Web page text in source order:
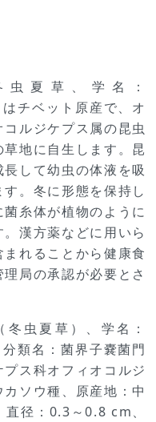
夏草、学名：
チベット原産で、オ
ルジケプス属の昆虫
地に自生します。昆
して幼虫の体液を吸
。冬に形態を保持し
糸体が植物のように
漢方薬などに用いら
れることから健康食
局の承認が必要とさ
虫夏草）、学名：
類名：菌界子嚢菌門
ス科オフィオコルジ
ソウ種、原産地：中
径：0.3～0.8 cm、